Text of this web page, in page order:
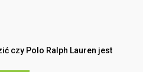
czy Polo Ralph Lauren jest